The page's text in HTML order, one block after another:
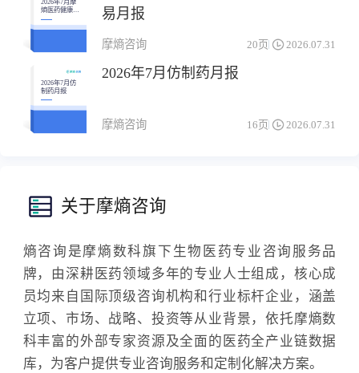
2026年7月摩
熵医药健康投
融资&交易月
报
易月报
摩熵咨询 20页 2026.07.31
2026年7月仿
制药月报
2026年7月仿制药月报
摩熵咨询 16页 2026.07.31
关于摩熵咨询
熵咨询是摩熵数科旗下生物医药专业咨询服务品
牌，由深耕医药领域多年的专业人士组成，核心成
员均来自国际顶级咨询机构和行业标杆企业，涵盖
立项、市场、战略、投资等从业背景，依托摩熵数
科丰富的外部专家资源及全面的医药全产业链数据
库，为客户提供专业咨询服务和定制化解决方案。